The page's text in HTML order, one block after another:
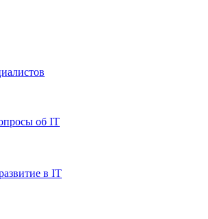
об IT
в IT